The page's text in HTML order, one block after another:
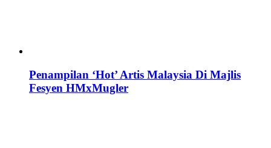
Penampilan ‘Hot’ Artis Malaysia Di Majlis
Fesyen HMxMugler